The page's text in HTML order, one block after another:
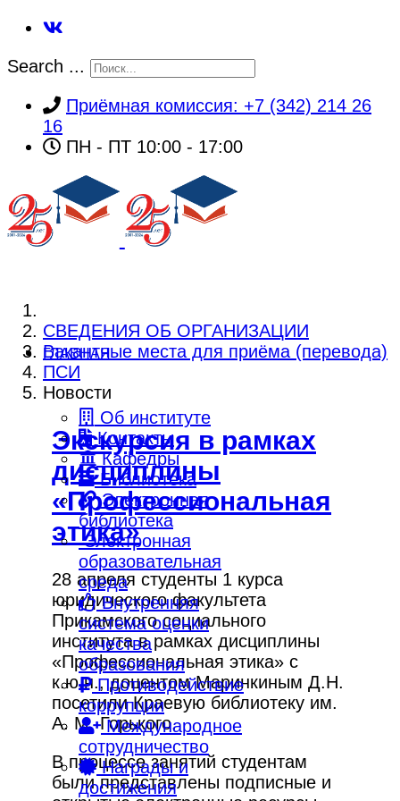
Search ...
Приёмная комиссия: +7 (342) 214 26
16
ПН - ПТ 10:00 - 17:00
ГЛАВНАЯ
Об институте
Контакты
Кафедры
Библиотека
Электронная
библиотека
Электронная
образовательная
среда
Внутренняя
система оценки
качества
образования
Противодействие
коррупции
Международное
сотрудничество
Награды и
достижения
СВЕДЕНИЯ ОБ ОРГАНИЗАЦИИ
Вакантные места для приёма (перевода)
ПСИ
Новости
Экскурсия в рамках
дисциплины
«Профессиональная
этика»
28 апреля студенты 1 курса
юридического факультета
Прикамского социального
института в рамках дисциплины
«Профессиональная этика» с
к.ю.н., доцентом Маринкиным Д.Н.
посетили Краевую библиотеку им.
А. М. Горького.
В процессе занятий студентам
были представлены подписные и